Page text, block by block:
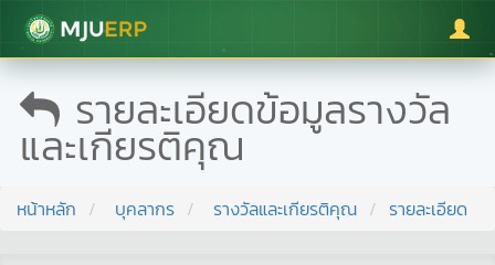
มหาวิทยาลัยแม่โจ้
รายละเอียดข้อมูลรางวัล
และเกียรติคุณ
หน้าหลัก บุคลากร รางวัลและเกียรติคุณ รายละเอียด